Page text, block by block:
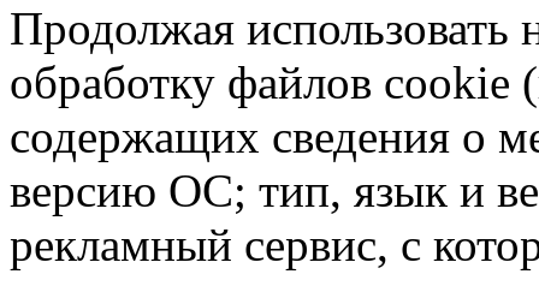
Продолжая использовать
обработку файлов cookie
содержащих сведения о
версию ОС; тип, язык и
рекламный сервис, с